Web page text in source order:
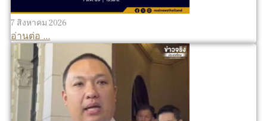
7 สิงหาคม 2026
อ่านต่อ ...